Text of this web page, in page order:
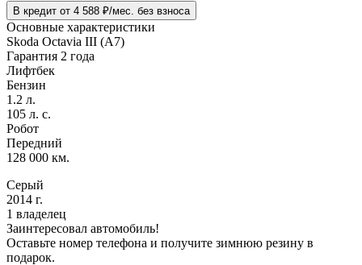
В кредит от 4 588 ₽/мес. без взноса
Основные характеристики
Skoda Octavia III (A7)
Гарантия 2 года
Лифтбек
Бензин
1.2 л.
105 л. с.
Робот
Передний
128 000 км.
Серый
2014 г.
1 владелец
Заинтересовал автомобиль!
Оставьте номер телефона и получите зимнюю резину в
подарок.